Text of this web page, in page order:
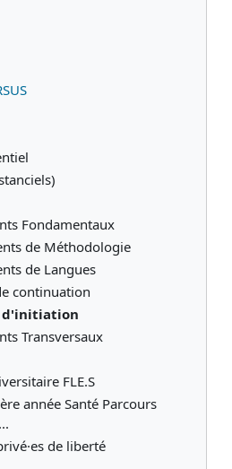
Fondamentaux
de Méthodologie
de Langues
continuation
d'initiation
Transversaux
FLE.S
année Santé Parcours
de liberté